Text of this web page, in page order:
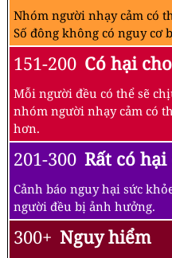
Nhóm người nhạy cảm có
Số đông không có nguy cơ
151-200 Có hại
Mỗi người đều có thể sẽ
nhóm người nhạy cảm có
hơn.
201-300 Rất có
Cảnh báo nguy hại sức
người đều bị ảnh hưởng.
300+ Nguy hiểm